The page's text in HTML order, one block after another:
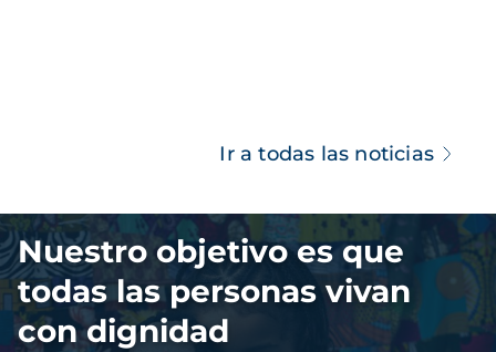
Ir a todas las noticias
Imagen
Nuestro objetivo es que
todas las personas vivan
con dignidad